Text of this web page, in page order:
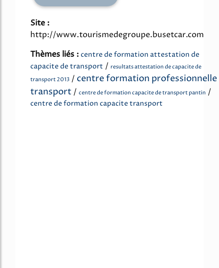
Site :
http://www.tourismedegroupe.busetcar.com
Thèmes liés : centre de formation attestation de
capacite de transport / resultats attestation de capacite de
transport 2013 / centre formation professionnelle
transport / centre de formation capacite de transport pantin /
centre de formation capacite transport